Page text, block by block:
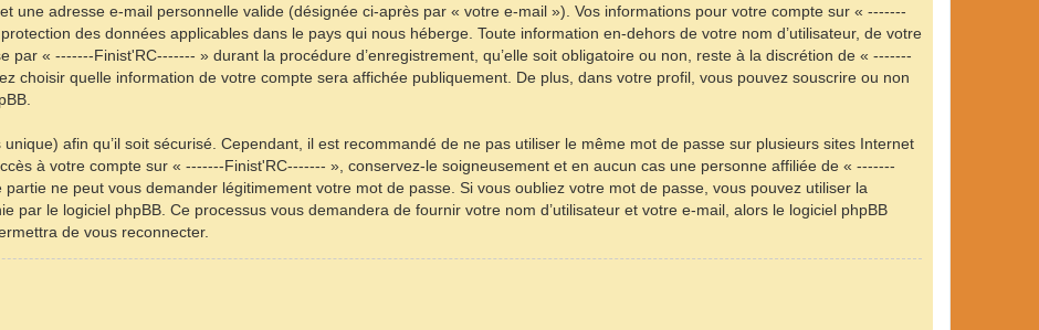
une adresse e-mail personnelle valide (désignée ci-après par « votre e-mail »). Vos informations pour votre compte sur « -------
des données applicables dans le pays qui nous héberge. Toute information en-dehors de votre nom d’utilisateur, de votre
par « -------Finist'RC------- » durant la procédure d’enregistrement, qu’elle soit obligatoire ou non, reste à la discrétion de « -------
choisir quelle information de votre compte sera affichée publiquement. De plus, dans votre profil, vous pouvez souscrire ou non
afin qu’il soit sécurisé. Cependant, il est recommandé de ne pas utiliser le même mot de passe sur plusieurs sites Internet
à votre compte sur « -------Finist'RC------- », conservez-le soigneusement et en aucun cas une personne affiliée de « -------
ne peut vous demander légitimement votre mot de passe. Si vous oubliez votre mot de passe, vous pouvez utiliser la
par le logiciel phpBB. Ce processus vous demandera de fournir votre nom d’utilisateur et votre e-mail, alors le logiciel phpBB
de vous reconnecter.